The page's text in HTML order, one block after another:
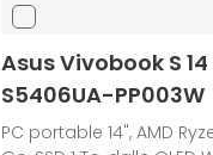
Asus Vivobook S 14
S5406UA-PP003W
PC portable 14", AMD